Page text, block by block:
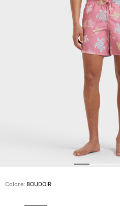
Rash guard
Vedi tutti i Costumi da bagno
Abbigliamento
Pullover e Cardigan
Colore: BOUDOIR